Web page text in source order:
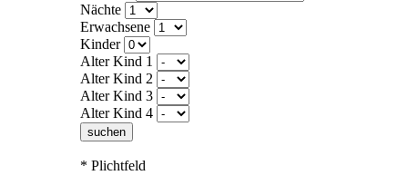
Nächte
Erwachsene
Kinder
Alter Kind 1
Alter Kind 2
Alter Kind 3
Alter Kind 4
suchen
* Plichtfeld